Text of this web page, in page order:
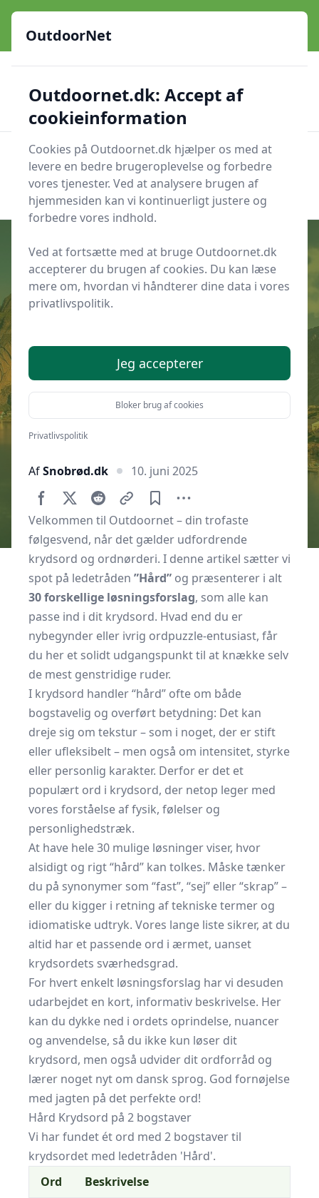
OutdoorNet - Inspiration, guides og grej til livet under åben
himmel
23 produktyper 🔐Sikker nethandel
Verificerede webshops
OutdoorNet
Søg nu
Søg nu
Udgivet iHjælp til krydsord
Hård Krydsord
AfSnobrød.dk 10. juni 2025
Velkommen til Outdoornet – din trofaste
følgesvend, når det gælder udfordrende
krydsord og ordnørderi. I denne artikel sætter vi
spot på ledetråden ”Hård” og præsenterer i alt
30 forskellige løsningsforslag, som alle kan
passe ind i dit krydsord. Hvad end du er
nybegynder eller ivrig ordpuzzle-entusiast, får
du her et solidt udgangspunkt til at knække selv
de mest genstridige ruder.
I krydsord handler “hård” ofte om både
bogstavelig og overført betydning: Det kan
dreje sig om tekstur – som i noget, der er stift
eller ufleksibelt – men også om intensitet, styrke
eller personlig karakter. Derfor er det et
populært ord i krydsord, der netop leger med
vores forståelse af fysik, følelser og
personlighedstræk.
At have hele 30 mulige løsninger viser, hvor
alsidigt og rigt “hård” kan tolkes. Måske tænker
du på synonymer som “fast”, “sej” eller “skrap” –
eller du kigger i retning af tekniske termer og
idiomatiske udtryk. Vores lange liste sikrer, at du
altid har et passende ord i ærmet, uanset
krydsordets sværhedsgrad.
For hvert enkelt løsningsforslag har vi desuden
udarbejdet en kort, informativ beskrivelse. Her
kan du dykke ned i ordets oprindelse, nuancer
og anvendelse, så du ikke kun løser dit
krydsord, men også udvider dit ordforråd og
lærer noget nyt om dansk sprog. God fornøjelse
med jagten på det perfekte ord!
Hård Krydsord på 2 bogstaver
Vi har fundet ét ord med 2 bogstaver til
krydsordet med ledetråden 'Hård'.
Ord
Beskrivelse
OutdoorNet
Outdoornet.dk: Accept af
cookieinformation
Cookies på Outdoornet.dk hjælper os med at
levere en bedre brugeroplevelse og forbedre
vores tjenester. Ved at analysere brugen af
hjemmesiden kan vi kontinuerligt justere og
forbedre vores indhold.
Ved at fortsætte med at bruge Outdoornet.dk
accepterer du brugen af cookies. Du kan læse
mere om, hvordan vi håndterer dine data i vores
privatlivspolitik.
Jeg accepterer
Bloker brug af cookies
Privatlivspolitik